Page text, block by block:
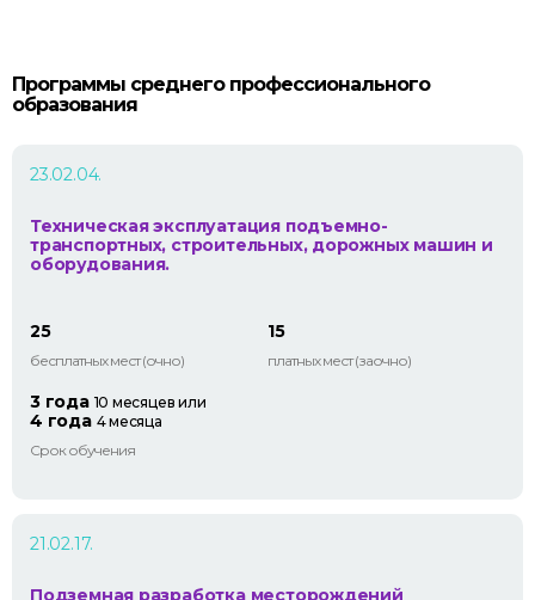
Программы среднего профессионального
образования
23.02.04.
Техническая эксплуатация подъемно-
транспортных, строительных, дорожных машин и
оборудования.
25
бесплатных мест (очно)
15
платных мест (заочно)
3 года 10 месяцев или
4 года 4 месяца
Срок обучения
21.02.17.
Подземная разработка месторождений